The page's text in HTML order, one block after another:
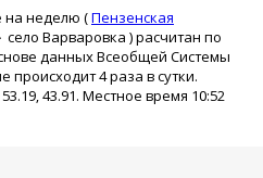
на неделю (Пензенская
село Варваровка ) расчитан по
данных Всеобщей Системы
4 раза в сутки.
43.91. Местное время 10:52